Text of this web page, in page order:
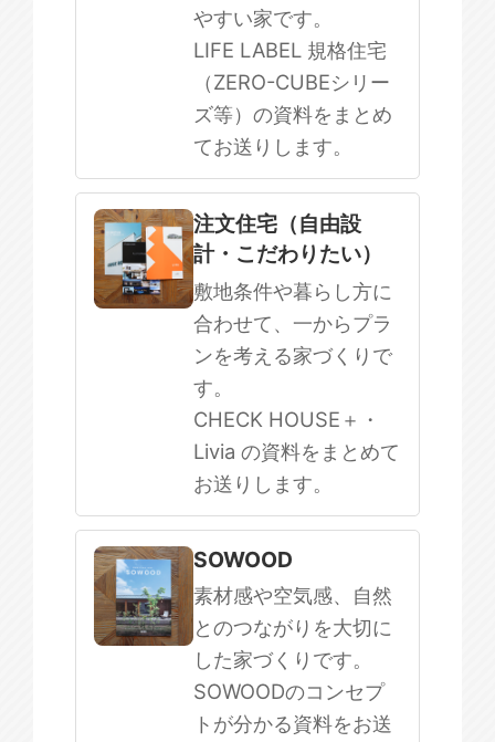
やすい家です。
LIFE LABEL 規格住宅
（ZERO-CUBEシリー
ズ等）の資料をまとめ
てお送りします。
注文住宅（自由設
計・こだわりたい）
敷地条件や暮らし方に
合わせて、一からプラ
ンを考える家づくりで
す。
CHECK HOUSE＋・
Livia の資料をまとめて
お送りします。
SOWOOD
素材感や空気感、自然
とのつながりを大切に
した家づくりです。
SOWOODのコンセプ
トが分かる資料をお送